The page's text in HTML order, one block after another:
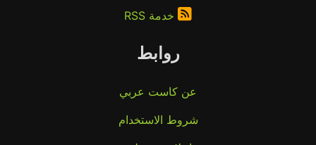
خدمة RSS
روابط
عن كاست عربي
شروط الاستخدام